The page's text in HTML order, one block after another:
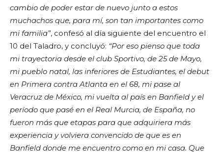
cambio de poder estar de nuevo junto a estos
muchachos que, para mí, son tan importantes como
mi familia”, confesó al día siguiente del encuentro el
10 del Taladro, y concluyó: “Por eso pienso que toda
mi trayectoria desde el club Sportivo, de 25 de Mayo,
mi pueblo natal, las inferiores de Estudiantes, el debut
en Primera contra Atlanta en el 68, mi pase al
Veracruz de México, mi vuelta al país en Banfield y el
período que pasé en el Real Murcia, de España, no
fueron más que etapas para que adquiriera más
experiencia y volviera convencido de que es en
Banfield donde me encuentro como en mi casa. Que